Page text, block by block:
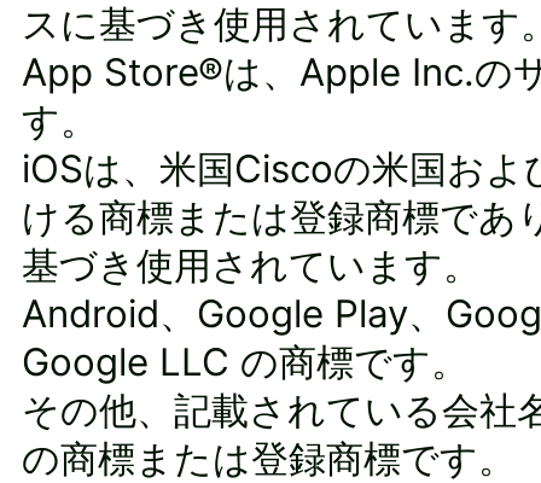
スに基づき使用されています
App Store®は、Apple Inc.の
す。
iOSは、米国Ciscoの米国お
ける商標または登録商標であ
基づき使用されています。
Android、Google Play、
Google LLC の商標です。
その他、記載されている会社
の商標または登録商標です。